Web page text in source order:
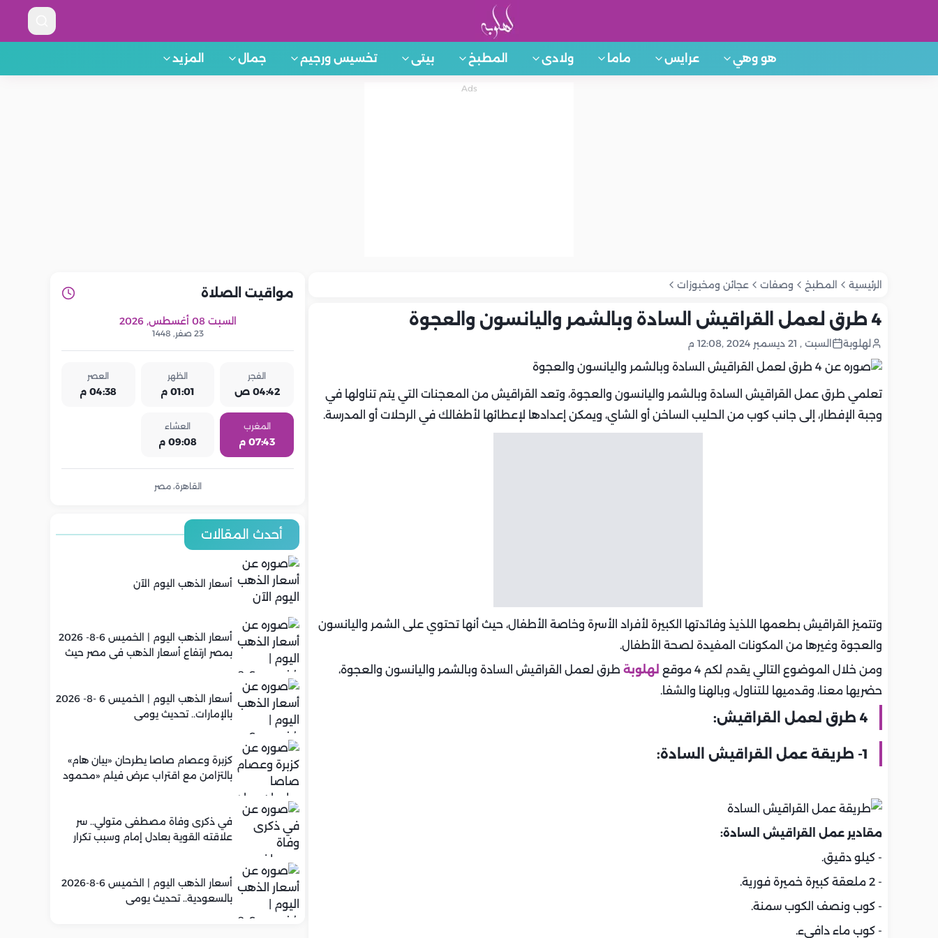
هو وهي عرايس ماما ولادى المطبخ بيتى تخسيس ورجيم جمال المزيد
الرئيسية المطبخ وصفات عجائن ومخبوزات
4 طرق لعمل القراقيش السادة وبالشمر واليانسون والعجوة
لهلوبة السبت , 21 ديسمبر 2024 ,12:08 م
تعلمي طرق عمل القراقيش السادة وبالشمر واليانسون والعجوة، وتعد القراقيش من المعجنات التي يتم تناولها في
وجبة الإفطار، إلى جانب كوب من الحليب الساخن أو الشاي، ويمكن إعدادها لإعطائها لأطفالك في الرحلات أو المدرسة.
وتتميز القراقيش بطعمها اللذيذ وفائدتها الكبيرة لأفراد الأسرة وخاصة الأطفال، حيث أنها تحتوي على الشمر واليانسون
والعجوة وغيرها من المكونات المفيدة لصحة الأطفال.
ومن خلال الموضوع التالي يقدم لكم 4 موقع
لهلوبة طرق لعمل القراقيش السادة وبالشمر واليانسون والعجوة،
حضريها معنا، وقدميها للتناول، وبالهنا والشفا.
4 طرق لعمل القراقيش:
1- طريقة عمل القراقيش السادة:
مقادير عمل القراقيش السادة:
- كيلو دقيق.
- 2 ملعقة كبيرة خميرة فورية.
- كوب ونصف الكوب سمنة.
- كوب ماء دافىء.
مواقيت الصلاة
السبت 08 أغسطس, 2026
23 صفر, 1448
الفجر
04:42 ص
الظهر
01:01 م
العصر
04:38 م
المغرب
07:43 م
العشاء
09:08 م
القاهرة، مصر
أحدث المقالات
أسعار الذهب اليوم الآن
أسعار الذهب اليوم | الخميس 6-8- 2026
بمصر ارتفاع أسعار الذهب في مصر حيث
أسعار الذهب اليوم | الخميس 6 -8- 2026
بالإمارات.. تحديث يومي
كزبرة وعصام صاصا يطرحان «بيان هام»
بالتزامن مع اقتراب عرض فيلم «محمود
في ذكرى وفاة مصطفى متولي.. سر
علاقته القوية بعادل إمام وسبب تكرار
أسعار الذهب اليوم | الخميس 6-8-2026
بالسعودية.. تحديث يومي